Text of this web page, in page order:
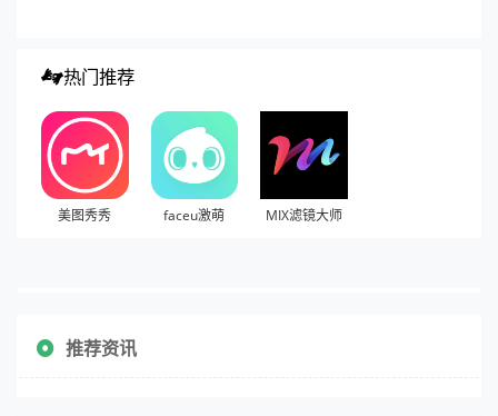
热门推荐
美图秀秀 faceu激萌 MIX滤镜大师
推荐资讯